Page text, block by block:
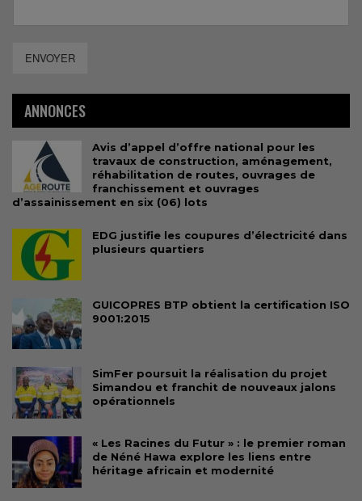
ENVOYER
ANNONCES
Avis d’appel d’offre national pour les
travaux de construction, aménagement,
réhabilitation de routes, ouvrages de
franchissement et ouvrages
d’assainissement en six (06) lots
EDG justifie les coupures d’électricité dans
plusieurs quartiers
GUICOPRES BTP obtient la certification ISO
9001:2015
SimFer poursuit la réalisation du projet
Simandou et franchit de nouveaux jalons
opérationnels
« Les Racines du Futur » : le premier roman
de Néné Hawa explore les liens entre
héritage africain et modernité